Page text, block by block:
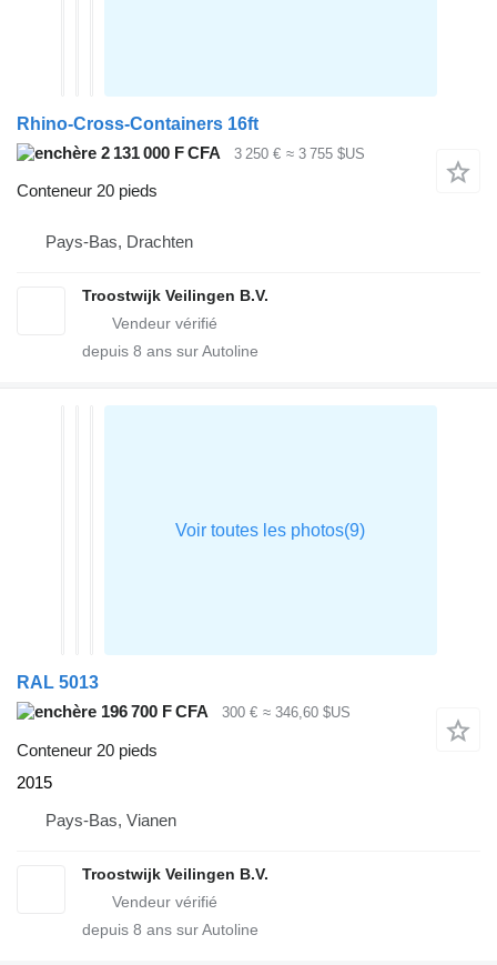
Rhino-Cross-Containers 16ft
2 131 000 F CFA
3 250 € ≈ 3 755 $US
Conteneur 20 pieds
Pays-Bas, Drachten
Troostwijk Veilingen B.V.
depuis 8 ans sur Autoline
RAL 5013
196 700 F CFA
300 € ≈ 346,60 $US
Conteneur 20 pieds
2015
Pays-Bas, Vianen
Troostwijk Veilingen B.V.
depuis 8 ans sur Autoline